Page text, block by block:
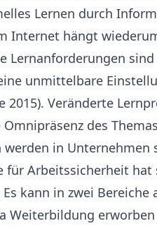
Lernen durch
Internet hängt
Lernanforderungen
unmittelbare
2015). Veränderte
des
in
für Arbeitssicherheit hat
kann in zwei Bereiche
Weiterbildung